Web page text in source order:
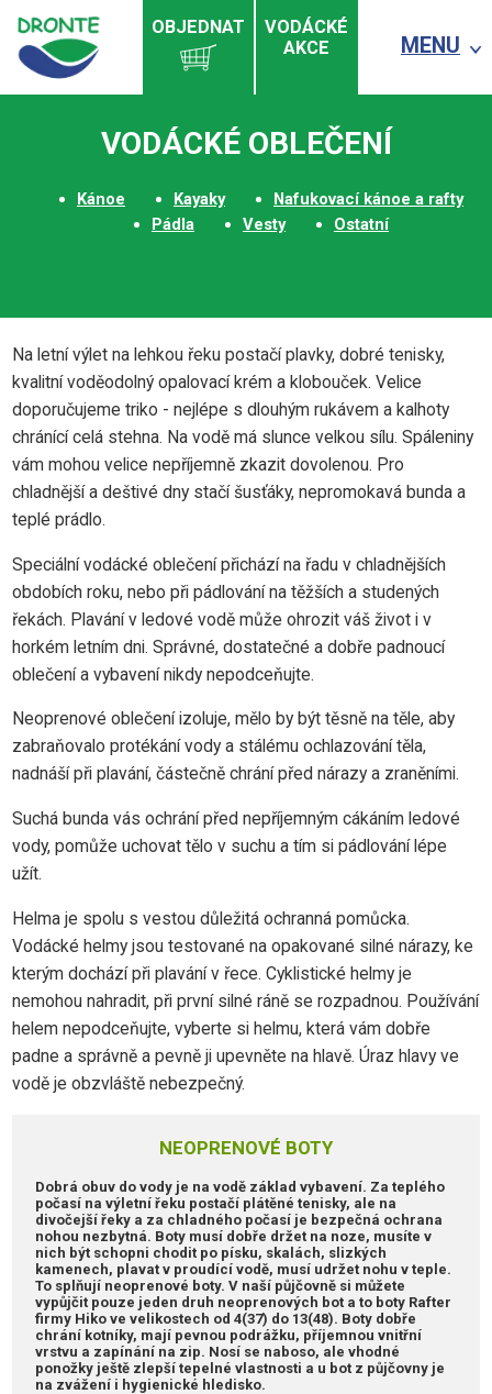
OBJEDNAT
VODÁCKÉ
AKCE
MENU
VODÁCKÉ OBLEČENÍ
Kánoe Kayaky
Nafukovací kánoe a rafty
Pádla
Vesty Ostatní
Na letní výlet na lehkou řeku postačí plavky, dobré tenisky,
kvalitní voděodolný opalovací krém a klobouček. Velice
doporučujeme triko - nejlépe s dlouhým rukávem a kalhoty
chránící celá stehna. Na vodě má slunce velkou sílu. Spáleniny
vám mohou velice nepříjemně zkazit dovolenou. Pro
chladnější a deštivé dny stačí šusťáky, nepromokavá bunda a
teplé prádlo.
Speciální vodácké oblečení přichází na řadu v chladnějších
obdobích roku, nebo při pádlování na těžších a studených
řekách. Plavání v ledové vodě může ohrozit váš život i v
horkém letním dni. Správné, dostatečné a dobře padnoucí
oblečení a vybavení nikdy nepodceňujte.
Neoprenové oblečení izoluje, mělo by být těsně na těle, aby
zabraňovalo protékání vody a stálému ochlazování těla,
nadnáší při plavání, částečně chrání před nárazy a zraněními.
Suchá bunda vás ochrání před nepříjemným cákáním ledové
vody, pomůže uchovat tělo v suchu a tím si pádlování lépe
užít.
Helma je spolu s vestou důležitá ochranná pomůcka.
Vodácké helmy jsou testované na opakované silné nárazy, ke
kterým dochází při plavání v řece. Cyklistické helmy je
nemohou nahradit, při první silné ráně se rozpadnou. Používání
helem nepodceňujte, vyberte si helmu, která vám dobře
padne a správně a pevně ji upevněte na hlavě. Úraz hlavy ve
vodě je obzvláště nebezpečný.
NEOPRENOVÉ BOTY
Dobrá obuv do vody je na vodě základ vybavení. Za teplého
počasí na výletní řeku postačí plátěné tenisky, ale na
divočejší řeky a za chladného počasí je bezpečná ochrana
nohou nezbytná. Boty musí dobře držet na noze, musíte v
nich být schopni chodit po písku, skalách, slizkých
kamenech, plavat v proudící vodě, musí udržet nohu v teple.
To splňují neoprenové boty. V naší půjčovně si můžete
vypůjčit pouze jeden druh neoprenových bot a to boty Rafter
firmy Hiko ve velikostech od 4(37) do 13(48). Boty dobře
chrání kotníky, mají pevnou podrážku, příjemnou vnitřní
vrstvu a zapínání na zip. Nosí se naboso, ale vhodné
ponožky ještě zlepší tepelné vlastnosti a u bot z půjčovny je
na zvážení i hygienické hledisko.